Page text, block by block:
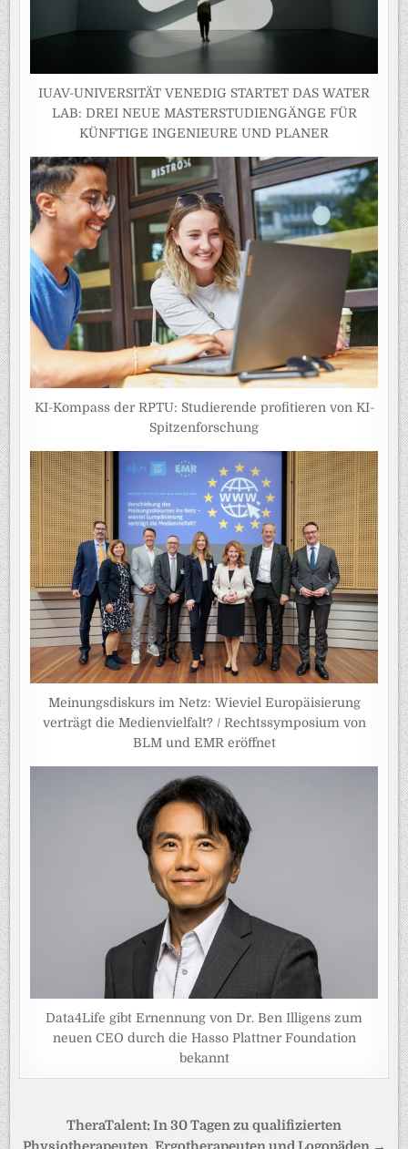
IUAV-UNIVERSITÄT VENEDIG STARTET DAS WATER
LAB: DREI NEUE MASTERSTUDIENGÄNGE FÜR
KÜNFTIGE INGENIEURE UND PLANER
KI-Kompass der RPTU: Studierende profitieren von KI-
Spitzenforschung
Meinungsdiskurs im Netz: Wieviel Europäisierung
verträgt die Medienvielfalt? / Rechtssymposium von
BLM und EMR eröffnet
Data4Life gibt Ernennung von Dr. Ben Illigens zum
neuen CEO durch die Hasso Plattner Foundation
bekannt
Beitragsnavigation
TheraTalent: In 30 Tagen zu qualifizierten